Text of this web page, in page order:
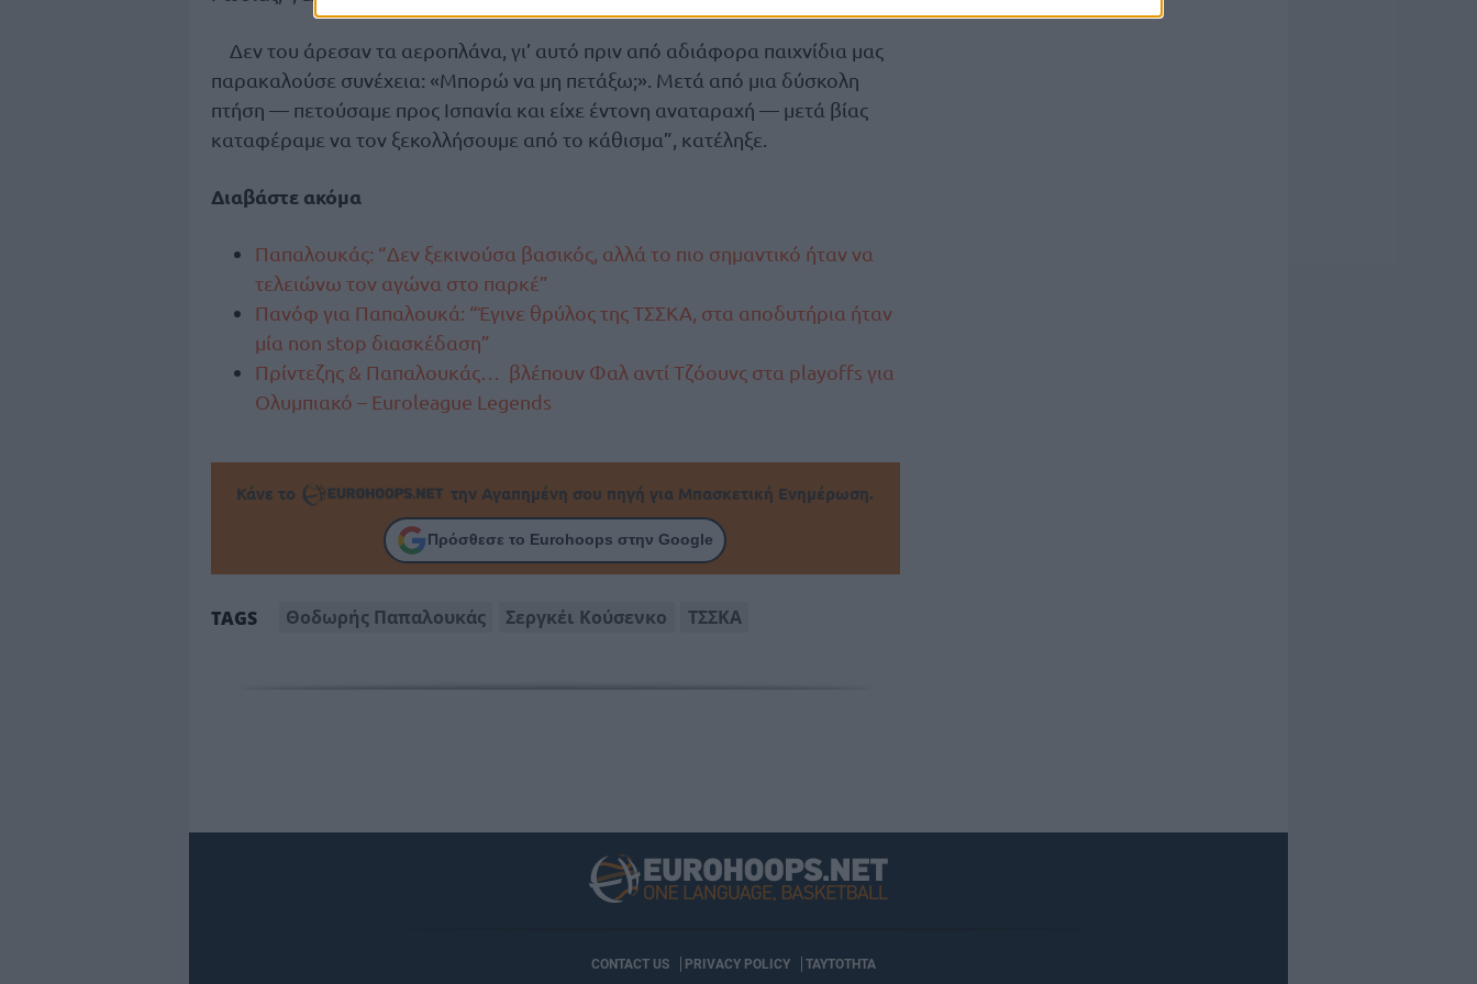
Δεν του άρεσαν τα αεροπλάνα, γι’ αυτό πριν από αδιάφορα παιχνίδια μας
παρακαλούσε συνέχεια: «Μπορώ να μη πετάξω;». Μετά από μια δύσκολη
πτήση — πετούσαμε προς Ισπανία και είχε έντονη αναταραχή — μετά βίας
καταφέραμε να τον ξεκολλήσουμε από το κάθισμα”, κατέληξε.
Διαβάστε ακόμα
Παπαλουκάς: “Δεν ξεκινούσα βασικός, αλλά το πιο σημαντικό ήταν να
τελειώνω τον αγώνα στο παρκέ”
Πανόφ για Παπαλουκά: “Έγινε θρύλος της ΤΣΣΚΑ, στα αποδυτήρια ήταν
μία non stop διασκέδαση”
Πρίντεζης & Παπαλουκάς… βλέπουν Φαλ αντί Τζόουνς στα playoffs για
Ολυμπιακό – Euroleague Legends
Κάνε το την Αγαπημένη σου πηγή για Μπασκετική Ενημέρωση.
Πρόσθεσε το Eurohoops στην Google
TAGS Θοδωρής Παπαλουκάς Σεργκέι Κούσενκο ΤΣΣΚΑ
CONTACT US PRIVACY POLICY ΤΑΥΤΟΤΗΤΑ